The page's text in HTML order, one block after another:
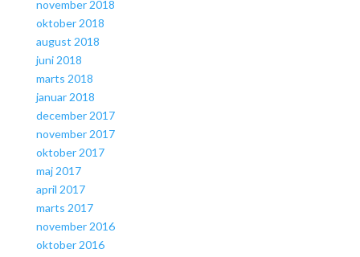
november 2018
oktober 2018
august 2018
juni 2018
marts 2018
januar 2018
december 2017
november 2017
oktober 2017
maj 2017
april 2017
marts 2017
november 2016
oktober 2016